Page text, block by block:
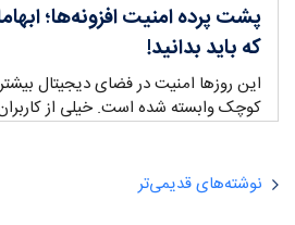
پشت پرده امنیت افزونه‌ها؛
که باید بدانید!
این روزها امنیت در فضای دیجیتال
کوچک وابسته شده است. خیلی از
نوشته‌های قدیمی‌تر